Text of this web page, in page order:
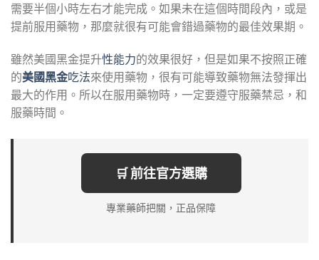
需要半個小時左右才能完成。如果未在這個時間段內，或是
提前服用藥物，那麼就很有可能會錯過藥物的最佳效果期。
雖然美國黑金提升性能力的效果很好，但是如果不按照正確
的美國黑金吃法來使用藥物，很有可能導致藥物無法發揮出
最大的作用。所以在服用藥物時，一定要遵守服藥禁忌，和
服藥時間。
🛒 前往官方選購
專業藥師把關，正品保障